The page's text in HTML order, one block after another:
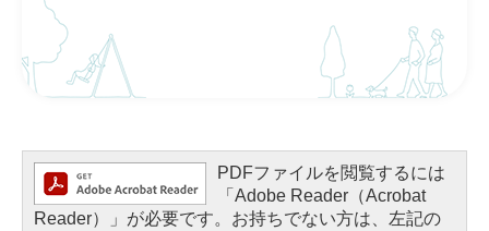
PDFファイルを閲覧するには
「Adobe Reader（Acrobat
Reader）」が必要です。お持ちでない方は、左記の